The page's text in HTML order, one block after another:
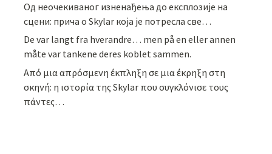
Од неочекиваног изненађења до експлозије на
сцени: прича о Skylar која је потресла све…
De var langt fra hverandre… men på en eller annen
måte var tankene deres koblet sammen.
Από μια απρόσμενη έκπληξη σε μια έκρηξη στη
σκηνή: η ιστορία της Skylar που συγκλόνισε τους
πάντες…